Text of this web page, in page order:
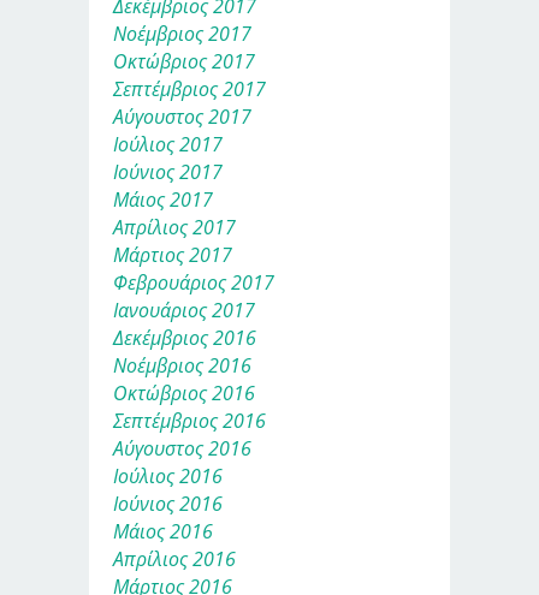
Δεκέμβριος 2017
Νοέμβριος 2017
Οκτώβριος 2017
Σεπτέμβριος 2017
Αύγουστος 2017
Ιούλιος 2017
Ιούνιος 2017
Μάιος 2017
Απρίλιος 2017
Μάρτιος 2017
Φεβρουάριος 2017
Ιανουάριος 2017
Δεκέμβριος 2016
Νοέμβριος 2016
Οκτώβριος 2016
Σεπτέμβριος 2016
Αύγουστος 2016
Ιούλιος 2016
Ιούνιος 2016
Μάιος 2016
Απρίλιος 2016
Μάρτιος 2016